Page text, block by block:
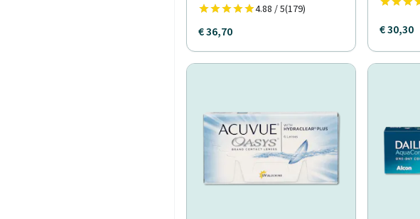
4.88 / 5(179)
€ 36,70 € 30,30